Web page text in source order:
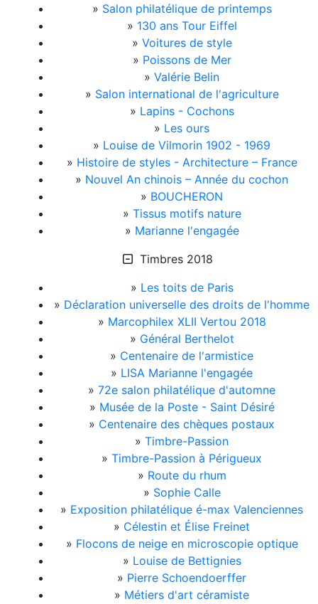
» Salon philatélique de printemps
» 130 ans Tour Eiffel
» Voitures de style
» Poissons de Mer
» Valérie Belin
» Salon international de l'agriculture
» Lapins - Cochons
» Les ours
» Louise de Vilmorin 1902 - 1969
» Histoire de styles - Architecture – France
» Nouvel An chinois – Année du cochon
» BOUCHERON
» Tissus motifs nature
» Marianne l'engagée
Timbres 2018
» Les toits de Paris
» Déclaration universelle des droits de l'homme
» Marcophilex XLII Vertou 2018
» Général Berthelot
» Centenaire de l'armistice
» LISA Marianne l'engagée
» 72e salon philatélique d'automne
» Musée de la Poste - Saint Désiré
» Centenaire des chèques postaux
» Timbre-Passion
» Timbre-Passion à Périgueux
» Route du rhum
» Sophie Calle
» Exposition philatélique é-max Valenciennes
» Célestin et Élise Freinet
» Flocons de neige en microscopie optique
» Louise de Bettignies
» Pierre Schoendoerffer
» Métiers d'art céramiste